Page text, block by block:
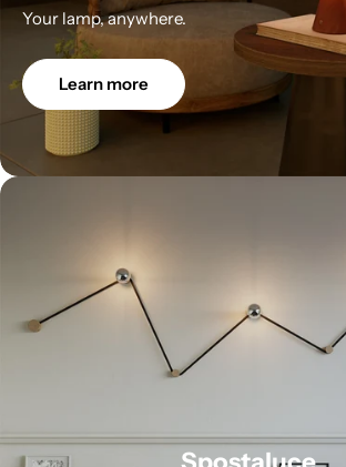
Your lamp, anywhere.
Learn more